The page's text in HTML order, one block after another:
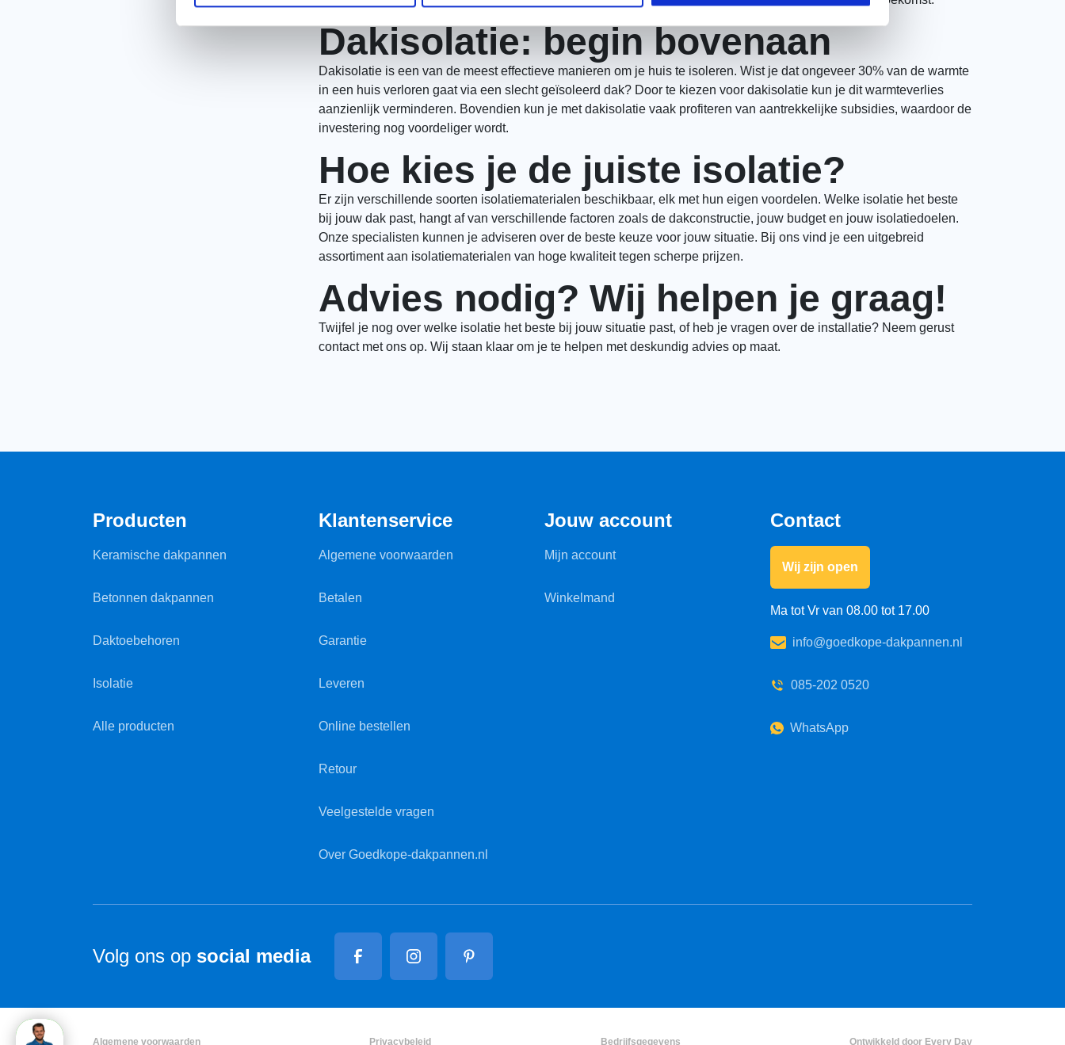
Dakisolatie: begin bovenaan
Dakisolatie is een van de meest effectieve manieren om je huis te isoleren. Wist je dat ongeveer 30% van de warmte
in een huis verloren gaat via een slecht geïsoleerd dak? Door te kiezen voor dakisolatie kun je dit warmteverlies
aanzienlijk verminderen. Bovendien kun je met dakisolatie vaak profiteren van aantrekkelijke subsidies, waardoor de
investering nog voordeliger wordt.
Hoe kies je de juiste isolatie?
Er zijn verschillende soorten isolatiematerialen beschikbaar, elk met hun eigen voordelen. Welke isolatie het beste
bij jouw dak past, hangt af van verschillende factoren zoals de dakconstructie, jouw budget en jouw isolatiedoelen.
Onze specialisten kunnen je adviseren over de beste keuze voor jouw situatie. Bij ons vind je een uitgebreid
assortiment aan isolatiematerialen van hoge kwaliteit tegen scherpe prijzen.
Advies nodig? Wij helpen je graag!
Twijfel je nog over welke isolatie het beste bij jouw situatie past, of heb je vragen over de installatie? Neem gerust
contact met ons op. Wij staan klaar om je te helpen met deskundig advies op maat.
Producten
Keramische dakpannen
Betonnen dakpannen
Daktoebehoren
Isolatie
Alle producten
Klantenservice
Algemene voorwaarden
Betalen
Garantie
Leveren
Online bestellen
Retour
Veelgestelde vragen
Over Goedkope-dakpannen.nl
Jouw account
Mijn account
Winkelmand
Contact
Wij zijn open
Ma tot Vr van 08.00 tot 17.00
info@goedkope-dakpannen.nl
085-202 0520
WhatsApp
Volg ons op social media
Algemene voorwaarden Privacybeleid Bedrijfsgegevens Ontwikkeld door Every Day